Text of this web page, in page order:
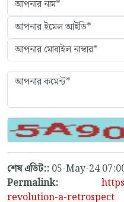
শেষ এডিট:: 05-May-24
Permalink:
revolution-a-retrospect